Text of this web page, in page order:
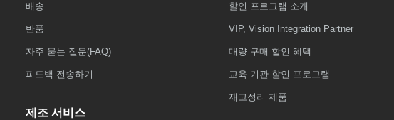
배송
반품
자주 묻는 질문(FAQ)
피드백 전송하기
제조 서비스
할인 프로그램 소개
VIP, Vision Integration Partner
대량 구매 할인 혜택
교육 기관 할인 프로그램
재고정리 제품